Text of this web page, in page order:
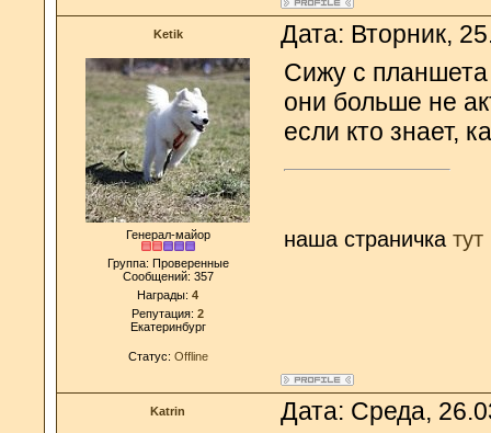
Ketik Дата: Вторник,
Генерал-майор
Группа: Проверенные
Сообщений: 357
Награды: 4
Репутация: 2
Екатеринбург
Статус: Offline
Сижу с
они больше не
если кто знает,
наша страничка тут
Katrin Дата: Среда,